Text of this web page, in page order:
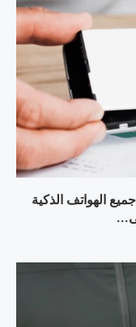
تحتوي جميع الهواتف الذكية